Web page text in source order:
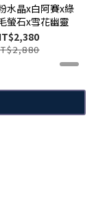
水晶x白阿賽x綠
螢石x雪花幽靈